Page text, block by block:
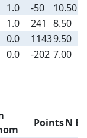
1.0 -50
10.50
1.0 241
8.50
0.0 11439.50
0.0 -202 7.00
PointsN